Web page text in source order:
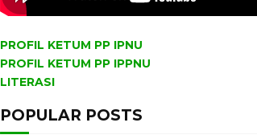
PROFIL KETUM PP IPNU
PROFIL KETUM PP IPPNU
LITERASI
POPULAR POSTS